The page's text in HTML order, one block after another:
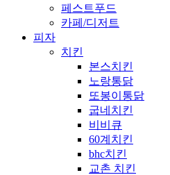
페스트푸드
카페/디저트
피자
치킨
본스치킨
노랑통닭
또봉이통닭
굽네치킨
비비큐
60계치킨
bhc치킨
교촌 치킨